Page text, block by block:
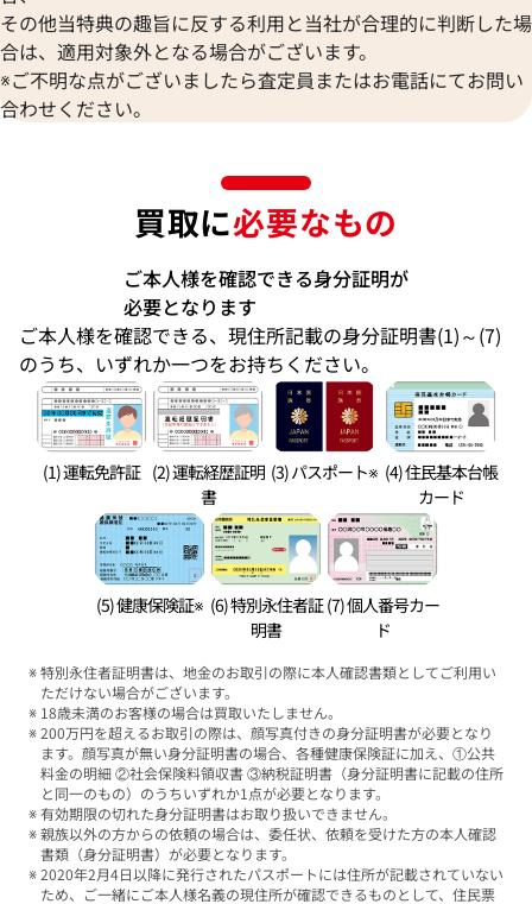
その他当特典の趣旨に反する利用と当社が合理的に判断した場
合は、適用対象外となる場合がございます。
※ご不明な点がございましたら査定員またはお電話にてお問い
合わせください。
買取に必要なもの
ご本人様を確認できる身分証明が
必要となります
ご本人様を確認できる、現住所記載の身分証明書(1)～(7)
のうち、いずれか一つをお持ちください。
(1) 運転免許証 (2) 運転経歴証明
書
(3) パスポート※ (4) 住民基本台帳
カード
(5) 健康保険証※ (6) 特別永住者証
明書
(7) 個人番号カー
ド
特別永住者証明書は、地金のお取引の際に本人確認書類としてご利用い
ただけない場合がございます。
18歳未満のお客様の場合は買取いたしません。
200万円を超えるお取引の際は、顔写真付きの身分証明書が必要となり
ます。顔写真が無い身分証明書の場合、各種健康保険証に加え、①公共
料金の明細 ②社会保険料領収書 ③納税証明書（身分証明書に記載の住所
と同一のもの）のうちいずれか1点が必要となります。
有効期限の切れた身分証明書はお取り扱いできません。
親族以外の方からの依頼の場合は、委任状、依頼を受けた方の本人確認
書類（身分証明書）が必要となります。
2020年2月4日以降に発行されたパスポートには住所が記載されていない
ため、ご一緒にご本人様名義の現住所が確認できるものとして、住民票